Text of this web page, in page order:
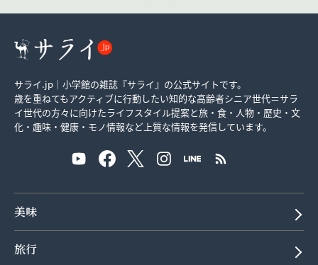
サライ.jp｜小学館の雑誌『サライ』の公式サイトです。
歳を重ねてもアクティブに行動したい知的な高齢者シニア世代＝サラ
イ世代の方々に向けたライフスタイル提案と旅・食・人物・歴史・文
化・趣味・健康・モノ情報など上質な情報を発信しています。
美味
旅行